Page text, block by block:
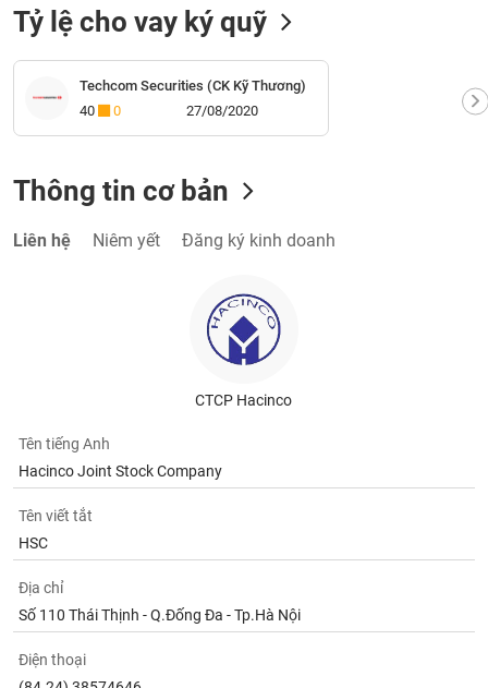
Tỷ lệ cho vay ký quỹ
Techcom Securities (CK Kỹ Thương)
40
0 27/08/2020
Thông tin cơ bản
Liên hệ Niêm yết Đăng ký kinh doanh
CTCP Hacinco
Tên tiếng Anh
Hacinco Joint Stock Company
Tên viết tắt
HSC
Địa chỉ
Số 110 Thái Thịnh - Q.Đống Đa - Tp.Hà Nội
Điện thoại